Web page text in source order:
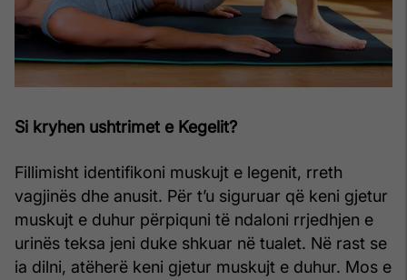
Si kryhen ushtrimet e Kegelit?
Fillimisht identifikoni muskujt e legenit, rreth
vagjinës dhe anusit. Për t’u siguruar që keni gjetur
muskujt e duhur përpiquni të ndaloni rrjedhjen e
urinës teksa jeni duke shkuar në tualet. Në rast se
ia dilni, atëherë keni gjetur muskujt e duhur. Mos e